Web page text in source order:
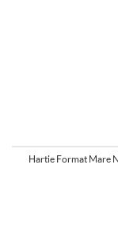
Hartie Format Mare